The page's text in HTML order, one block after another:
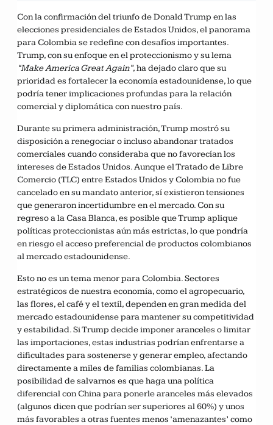
Con la confirmación del triunfo de Donald Trump en las
elecciones presidenciales de Estados Unidos, el panorama
para Colombia se redefine con desafíos importantes.
Trump, con su enfoque en el proteccionismo y su lema
“Make America Great Again”, ha dejado claro que su
prioridad es fortalecer la economía estadounidense, lo que
podría tener implicaciones profundas para la relación
comercial y diplomática con nuestro país.
Durante su primera administración, Trump mostró su
disposición a renegociar o incluso abandonar tratados
comerciales cuando consideraba que no favorecían los
intereses de Estados Unidos. Aunque el Tratado de Libre
Comercio (TLC) entre Estados Unidos y Colombia no fue
cancelado en su mandato anterior, sí existieron tensiones
que generaron incertidumbre en el mercado. Con su
regreso a la Casa Blanca, es posible que Trump aplique
políticas proteccionistas aún más estrictas, lo que pondría
en riesgo el acceso preferencial de productos colombianos
al mercado estadounidense.
Esto no es un tema menor para Colombia. Sectores
estratégicos de nuestra economía, como el agropecuario,
las flores, el café y el textil, dependen en gran medida del
mercado estadounidense para mantener su competitividad
y estabilidad. Si Trump decide imponer aranceles o limitar
las importaciones, estas industrias podrían enfrentarse a
dificultades para sostenerse y generar empleo, afectando
directamente a miles de familias colombianas. La
posibilidad de salvarnos es que haga una política
diferencial con China para ponerle aranceles más elevados
(algunos dicen que podrían ser superiores al 60%) y unos
más favorables a otras fuentes menos ‘amenazantes’ como